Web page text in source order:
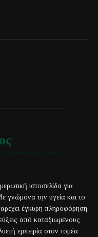
ιστοσελίδα για
γνώμονα την υγεία και το
έγκυρη πληροφόρηση
από καταξιωμένους
εμπειρία στον τομέα